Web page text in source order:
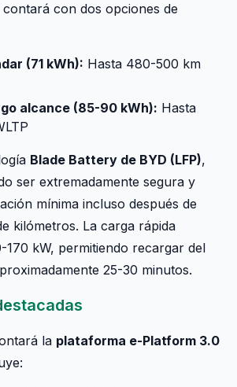
con dos opciones de
(71 kWh): Hasta 480-500 km
alcance (85-90 kWh): Hasta
Blade Battery de BYD (LFP),
ser extremadamente segura y
mínima incluso después de
kilómetros. La carga rápida
170 kW, permitiendo recargar del
25-30 minutos.
la plataforma e-Platform 3.0